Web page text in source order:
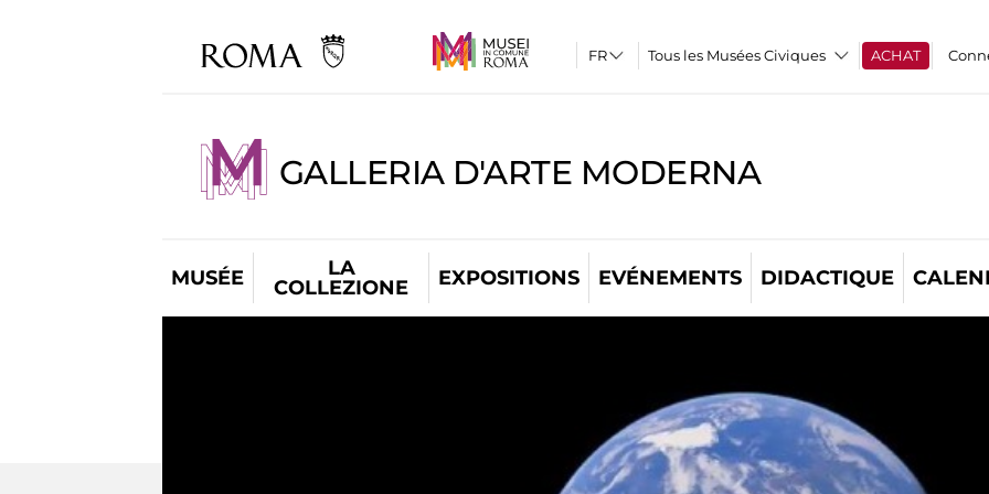
Tous les Musées Civiques ACHAT
GALLERIA D'ARTE MODERNA
MUSÉE
LA
COLLEZIONE
EXPOSITIONS EVÉNEMENTS DIDACTIQUE